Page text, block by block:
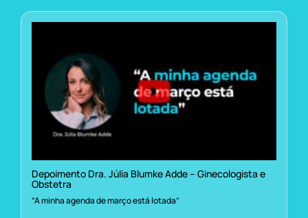
Depoimento Dra. Júlia Blumke Adde – Ginecologista e
Obstetra
“A minha agenda de março está lotada”